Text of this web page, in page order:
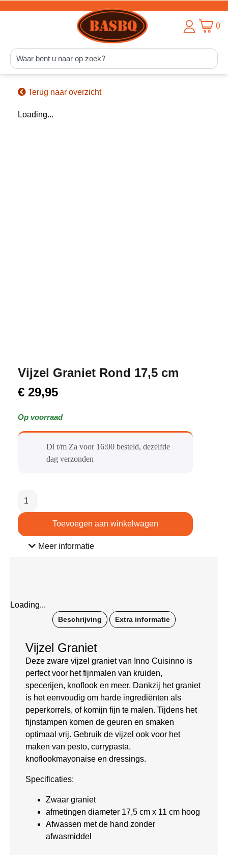
0
Terug naar overzicht
Loading...
Vijzel Graniet Rond 17,5 cm
€ 29,95
Op voorraad
Di t/m Za voor 16:00 besteld, dezelfde
dag verzonden​
Toevoegen aan winkelwagen
Meer informatie
Loading...
Beschrijving Extra informatie
Vijzel Graniet
Deze zware vijzel graniet van Inno Cuisinno is
perfect voor het fijnmalen van kruiden,
specerijen, knoflook en meer. Dankzij het graniet
is het eenvoudig om harde ingrediënten als
peperkorrels, of komijn fijn te malen. Tijdens het
fijnstampen komen de geuren en smaken
optimaal vrij. Gebruik de vijzel ook voor het
maken van pesto, currypasta,
knoflookmayonaise en dressings.
Specificaties:
Zwaar graniet
afmetingen diameter 17,5 cm x 11 cm hoog
Afwassen met de hand zonder
afwasmiddel